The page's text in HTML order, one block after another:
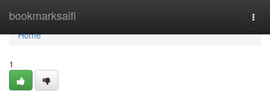
bookmarksaifi
Home
Home
1